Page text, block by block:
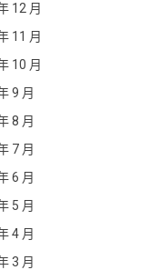
12 月
11 月
10 月
9 月
8 月
7 月
6 月
5 月
4 月
3 月